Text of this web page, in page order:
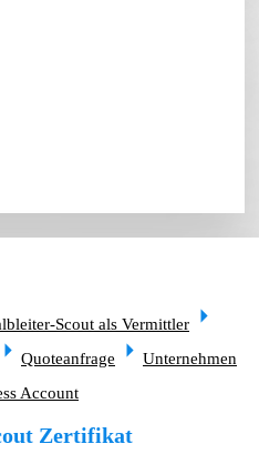
Scout als Vermittler
Quoteanfrage
Unternehmen
Account
Zertifikat